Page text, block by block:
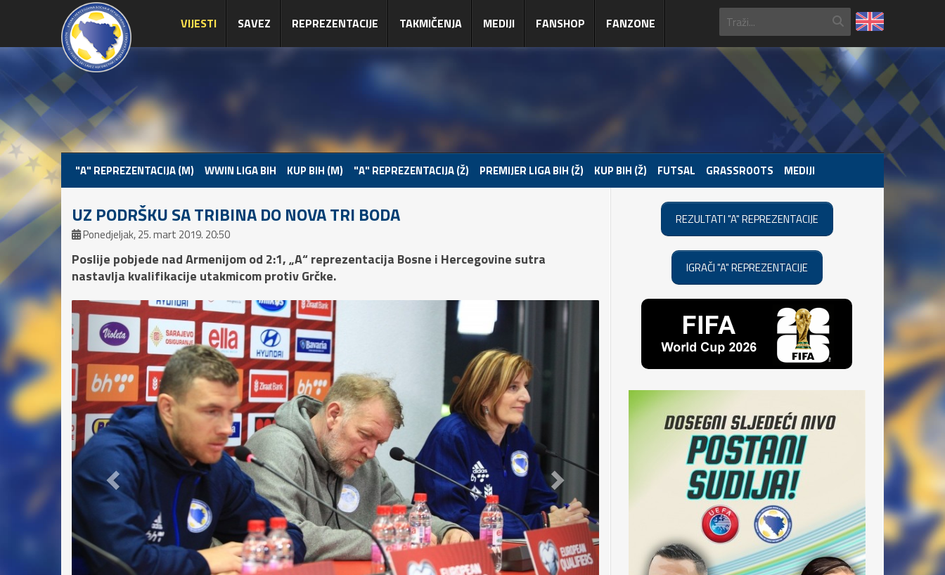
VIJESTI SAVEZ REPREZENTACIJE TAKMIČENJA MEDIJI FANSHOP FANZONE
"A" REPREZENTACIJA (M) WWIN LIGA BIH KUP BIH (M) "A" REPREZENTACIJA (Ž) PREMIJER LIGA BIH (Ž) KUP BIH (Ž) FUTSAL GRASSROOTS MEDIJI
UZ PODRŠKU SA TRIBINA DO NOVA TRI BODA
Ponedjeljak, 25. mart 2019. 20:50
Poslije pobjede nad Armenijom od 2:1, „A“ reprezentacija Bosne i Hercegovine sutra
nastavlja kvalifikacije utakmicom protiv Grčke.
REZULTATI "A" REPREZENTACIJE
IGRAČI "A" REPREZENTACIJE